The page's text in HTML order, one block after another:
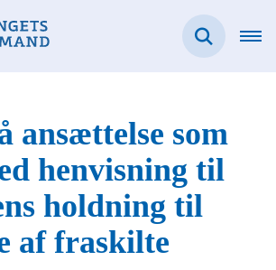
ansættelse som
henvisning til
holdning til
af fraskilte